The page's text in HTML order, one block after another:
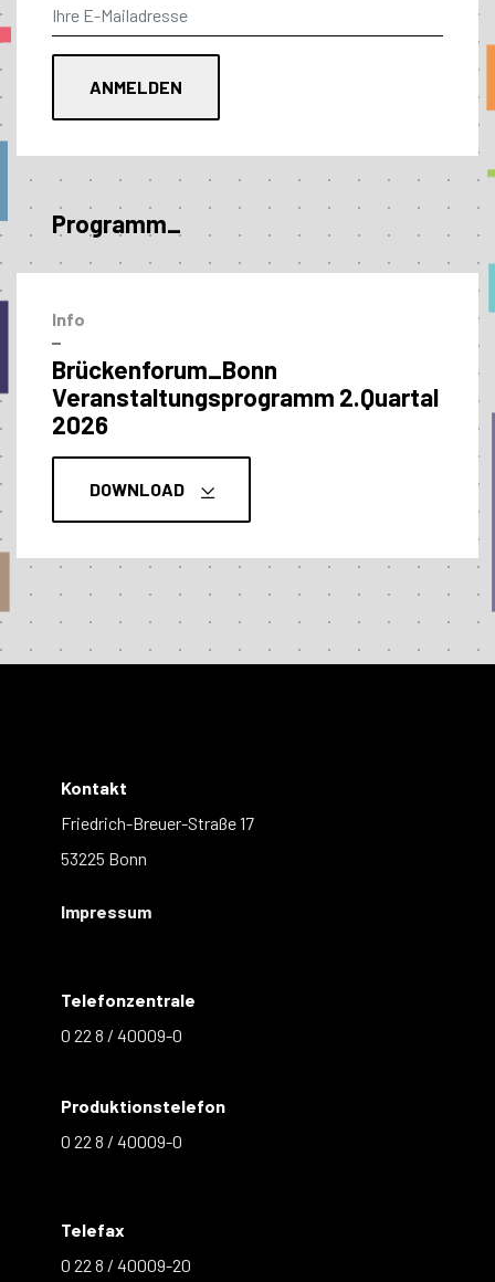
Programm_
Info
–
Brückenforum_Bonn
Veranstaltungs­programm 2.Quartal
2026
DOWNLOAD
Kontakt
Friedrich-Breuer-Straße 17
53225 Bonn
Impressum
Telefonzentrale
0 22 8 / 40009-0
Produktionstelefon
0 22 8 / 40009-0
Telefax
0 22 8 / 40009-20